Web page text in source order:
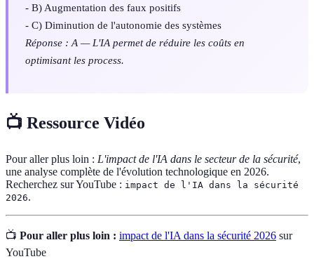
- B) Augmentation des faux positifs
- C) Diminution de l'autonomie des systèmes
Réponse : A — L'IA permet de réduire les coûts en
optimisant les process.
📺 Ressource Vidéo
Pour aller plus loin : L'impact de l'IA dans le secteur de la sécurité,
une analyse complète de l'évolution technologique en 2026.
Recherchez sur YouTube : impact de l'IA dans la sécurité
2026.
📺 Pour aller plus loin : impact de l'IA dans la sécurité 2026 sur
YouTube